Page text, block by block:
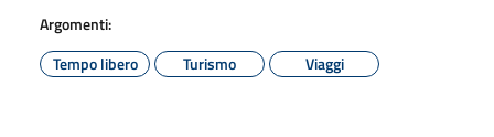
Argomenti:
Tempo libero
Turismo Viaggi